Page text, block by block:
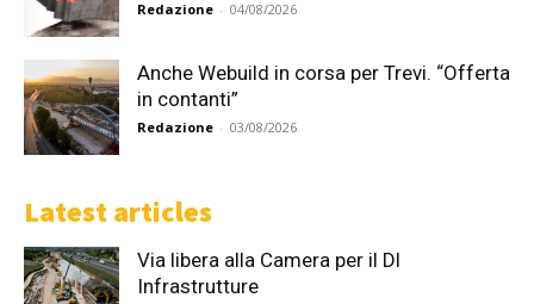
Redazione - 04/08/2026
Anche Webuild in corsa per Trevi. “Offerta
in contanti”
Redazione - 03/08/2026
Latest articles
Via libera alla Camera per il Dl
Infrastrutture